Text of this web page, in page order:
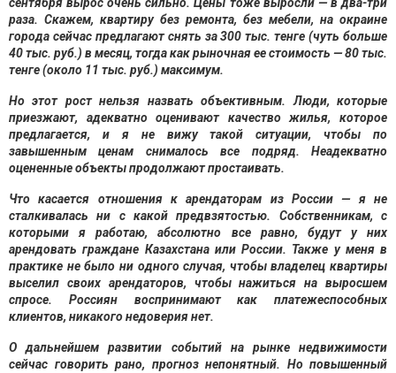
раза. Скажем, квартиру без ремонта, без мебели, на окраине
города сейчас предлагают снять за 300 тыс. тенге (чуть больше
40 тыс. руб.) в месяц, тогда как рыночная ее стоимость — 80 тыс.
тенге (около 11 тыс. руб.) максимум.
Но этот рост нельзя назвать объективным. Люди, которые
приезжают, адекватно оценивают качество жилья, которое
предлагается, и я не вижу такой ситуации, чтобы по
завышенным ценам снималось все подряд. Неадекватно
оцененные объекты продолжают простаивать.
Что касается отношения к арендаторам из России — я не
сталкивалась ни с какой предвзятостью. Собственникам, с
которыми я работаю, абсолютно все равно, будут у них
арендовать граждане Казахстана или России. Также у меня в
практике не было ни одного случая, чтобы владелец квартиры
выселил своих арендаторов, чтобы нажиться на выросшем
спросе. Россиян воспринимают как платежеспособных
клиентов, никакого недоверия нет.
О дальнейшем развитии событий на рынке недвижимости
сейчас говорить рано, прогноз непонятный. Но повышенный